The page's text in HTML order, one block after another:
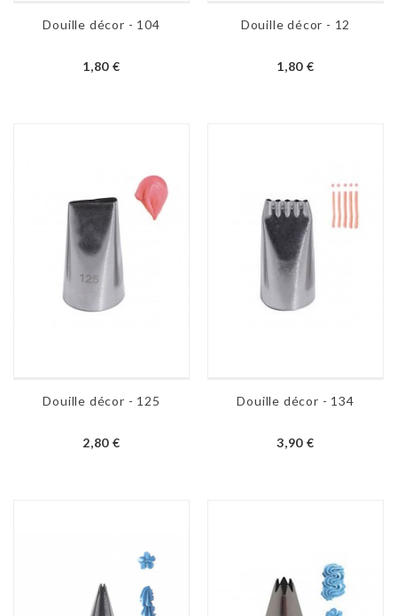
Douille décor - 104
1,80 €
Douille décor - 12
1,80 €
Douille décor - 125
2,80 €
Douille décor - 134
3,90 €